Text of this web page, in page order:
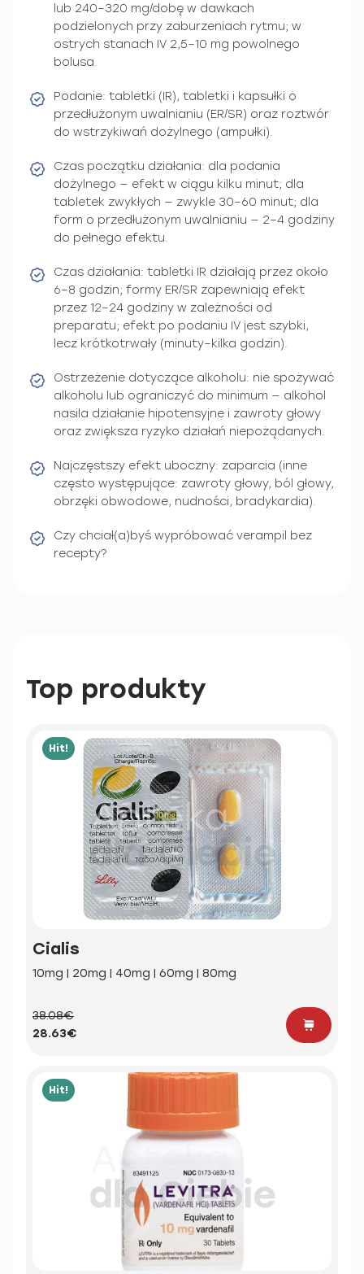
lub 240–320 mg/dobę w dawkach
podzielonych przy zaburzeniach rytmu; w
ostrych stanach IV 2,5–10 mg powolnego
bolusa.
Podanie: tabletki (IR), tabletki i kapsułki o
przedłużonym uwalnianiu (ER/SR) oraz roztwór
do wstrzykiwań dożylnego (ampułki).
Czas początku działania: dla podania
dożylnego — efekt w ciągu kilku minut; dla
tabletek zwykłych — zwykle 30–60 minut; dla
form o przedłużonym uwalnianiu — 2–4 godziny
do pełnego efektu.
Czas działania: tabletki IR działają przez około
6–8 godzin; formy ER/SR zapewniają efekt
przez 12–24 godziny w zależności od
preparatu; efekt po podaniu IV jest szybki,
lecz krótkotrwały (minuty–kilka godzin).
Ostrzeżenie dotyczące alkoholu: nie spożywać
alkoholu lub ograniczyć do minimum — alkohol
nasila działanie hipotensyjne i zawroty głowy
oraz zwiększa ryzyko działań niepożądanych.
Najczęstszy efekt uboczny: zaparcia (inne
często występujące: zawroty głowy, ból głowy,
obrzęki obwodowe, nudności, bradykardia).
Czy chciał(a)byś wypróbować verampil bez
recepty?
Top produkty
Hit!
Cialis
10mg | 20mg | 40mg | 60mg | 80mg
38.08€
28.63€
Hit!